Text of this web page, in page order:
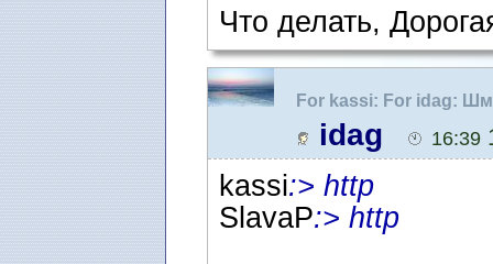
Что делать,
For kassi: For idag:
idag 16:39
kassi:> http
SlavaP:> http